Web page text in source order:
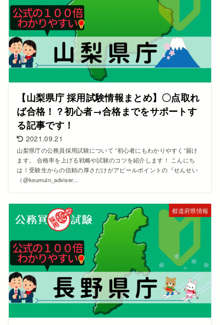
【山梨県庁 採用試験情報まとめ】〇点取れ
ば合格！？初心者→合格までをサポートす
る記事です！
2021.09.21
山梨県庁の公務員採用試験について ”初心者にもわかりやすく”届け
ます。 合格率を上げる戦略や試験のコツを紹介します！ こんにち
は！受験生からの信頼の厚さだけがアピールポイントの『せんせい
（@koumuin_adviser...
都道府県情報